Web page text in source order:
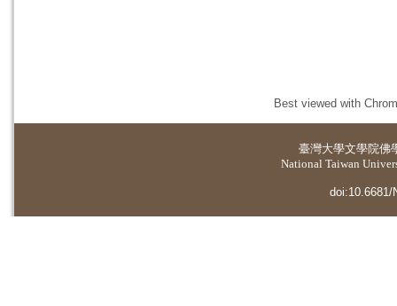
Best viewed with
臺灣大學文學院佛
National Taiwan
doi:10.6681/